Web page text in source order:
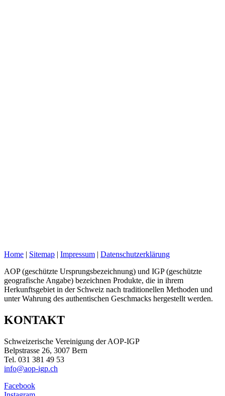
Home | Sitemap | Impressum | Datenschutzerklärung
AOP (geschützte Ursprungsbezeichnung) und IGP (geschützte
geografische Angabe) bezeichnen Produkte, die in ihrem
Herkunftsgebiet in der Schweiz nach traditionellen Methoden und
unter Wahrung des authentischen Geschmacks hergestellt werden.
KONTAKT
Schweizerische Vereinigung der AOP-IGP
Belpstrasse 26, 3007 Bern
Tel. 031 381 49 53
info@aop-igp.ch
Facebook